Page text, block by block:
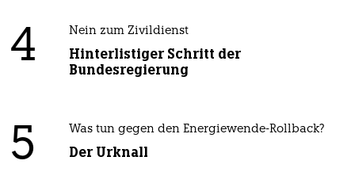
4 Nein zum Zivildienst
Hinterlistiger Schritt der
Bundesregierung
5 Was tun gegen den Energiewende-Rollback?
Der Urknall